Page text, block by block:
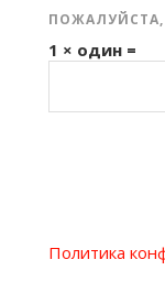
1 × один =
Политика